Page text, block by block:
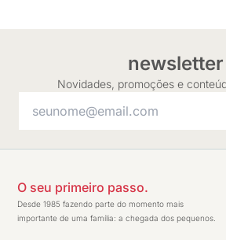
newsletter
Novidades, promoções e
O seu primeiro passo.
Desde 1985 fazendo parte do momento mais
importante de uma família: a chegada dos pequenos.